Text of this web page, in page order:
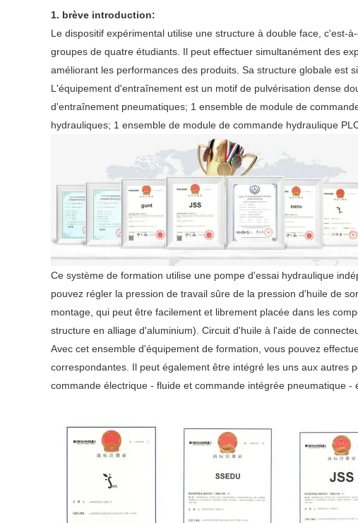
1. brève introduction:
Le dispositif expérimental utilise une structure à double face,
groupes de quatre étudiants. Il peut effectuer simultanément des
améliorant les performances des produits. Sa structure globale est
L'équipement d'entraînement est un motif de pulvérisation dense
d'entraînement pneumatiques; 1 ensemble de module de
hydrauliques; 1 ensemble de module de commande hydraulique
Ce système de formation utilise une pompe d'essai hydraulique
pouvez régler la pression de travail sûre de la pression d'huile de
montage, qui peut être facilement et librement placée dans les
structure en alliage d'aluminium). Circuit d'huile à l'aide de
Avec cet ensemble d'équipement de formation, vous pouvez
correspondantes. Il peut également être intégré les uns aux autres
commande électrique - fluide et commande intégrée pneumatique -